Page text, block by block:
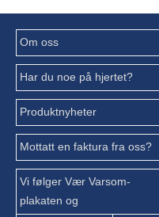
Om oss
Har du noe på hjertet?
Produktnyheter
Mottatt en faktura fra oss?
Vi følger Vær Varsom-
plakaten og